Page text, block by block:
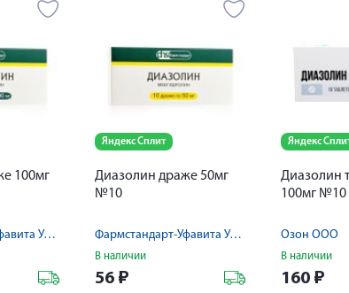
100мг
Фармстандарт-Уфавита Уфимский вит.з-д ОАО
Яндекс Сплит
Диазолин драже 50мг
№10
Фармстандарт-Уфавита Уфимский вит.з-д ОАО
В наличии
56 ₽
Яндекс
Диазолин
100мг №10
Озон ООО
В наличии
160 ₽